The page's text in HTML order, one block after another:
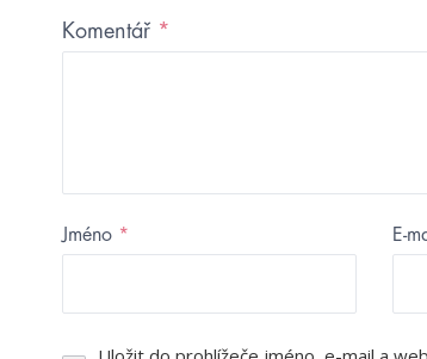
Komentář *
Jméno * E-